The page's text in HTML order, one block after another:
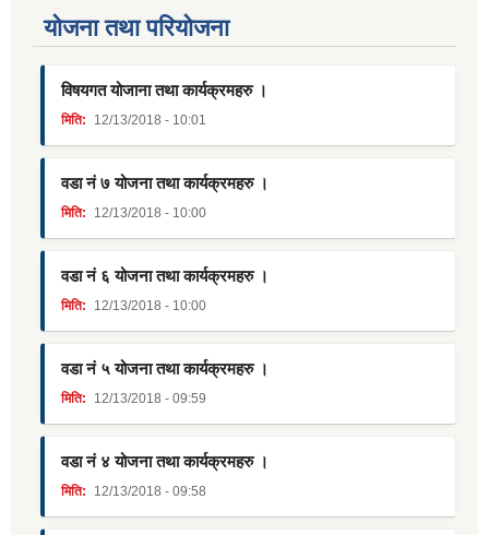
याेजना तथा परियाेजना
विषयगत योजाना तथा कार्यक्रमहरु ।
मिति: 12/13/2018 - 10:01
वडा नं ७ योजना तथा कार्यक्रमहरु ।
मिति: 12/13/2018 - 10:00
वडा नं ६ योजना तथा कार्यक्रमहरु ।
मिति: 12/13/2018 - 10:00
वडा नं ५ योजना तथा कार्यक्रमहरु ।
मिति: 12/13/2018 - 09:59
वडा नं ४ योजना तथा कार्यक्रमहरु ।
मिति: 12/13/2018 - 09:58